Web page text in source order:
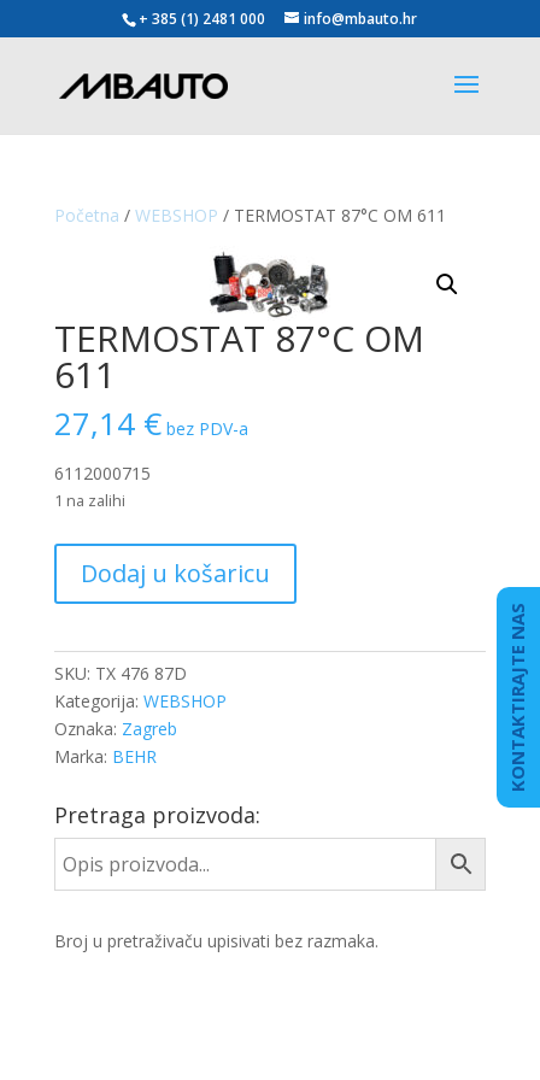
+ 385 (1) 2481 000 info@mbauto.hr
Početna / WEBSHOP / TERMOSTAT 87°C OM 611
TERMOSTAT 87°C OM
611
27,14 € bez PDV-a
6112000715
1 na zalihi
87°C
OM
količina
Dodaj u košaricu
SKU: TX 476 87D
Kategorija: WEBSHOP
Oznaka: Zagreb
Marka: BEHR
Pretraga proizvoda:
Broj u pretraživaču upisivati bez razmaka.
KONTAKTIRAJTE NAS